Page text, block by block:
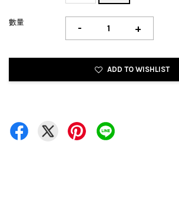
數量 - +
ADD TO WISHLIST